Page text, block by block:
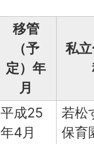
移管
（予
定）年
月
私
平成25
年4月
若松
保育